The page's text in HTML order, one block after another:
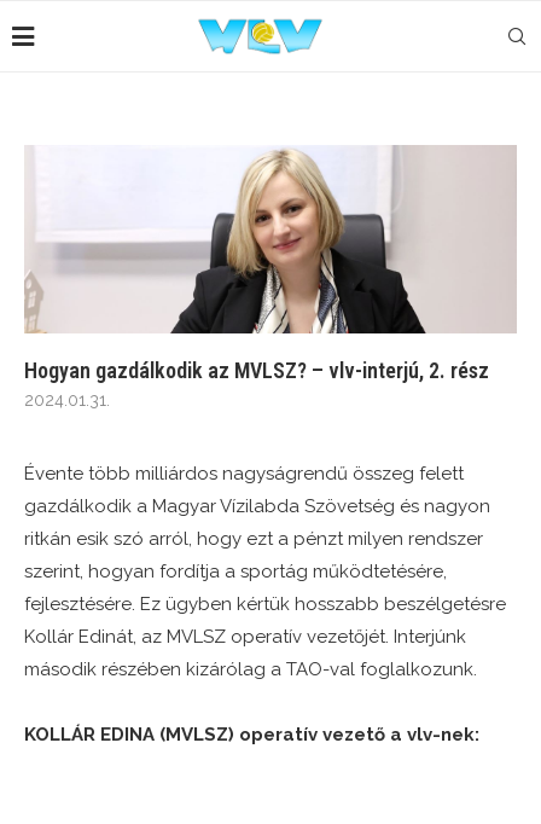
Hogyan gazdálkodik az MVLSZ? – vlv-interjú, 2. rész
2024.01.31.
Évente több milliárdos nagyságrendű összeg felett
gazdálkodik a Magyar Vízilabda Szövetség és nagyon
ritkán esik szó arról, hogy ezt a pénzt milyen rendszer
szerint, hogyan fordítja a sportág működtetésére,
fejlesztésére. Ez ügyben kértük hosszabb beszélgetésre
Kollár Edinát, az MVLSZ operatív vezetőjét. Interjúnk
második részében kizárólag a TAO-val foglalkozunk.
KOLLÁR EDINA (MVLSZ) operatív vezető a vlv-nek: